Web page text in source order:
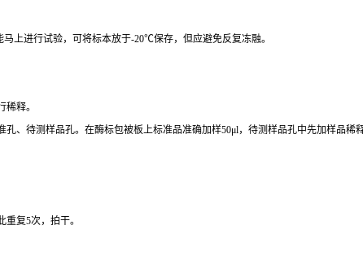
上进行试验，可将标本放于-20℃保存，但应避免反复冻融。
释。
、待测样品孔。在酶标包被板上标准品准确加样50μl，待测样品孔中先加样品稀
重复5次，拍干。